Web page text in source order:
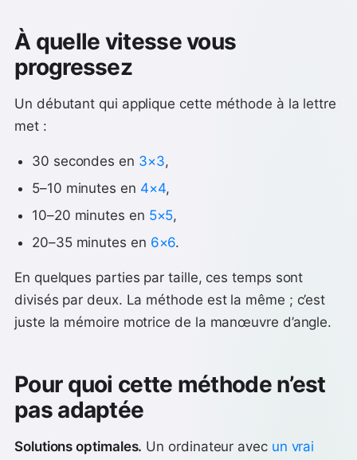
À quelle vitesse vous
progressez
Un débutant qui applique cette méthode à la lettre
met :
30 secondes en 3×3,
5–10 minutes en 4×4,
10–20 minutes en 5×5,
20–35 minutes en 6×6.
En quelques parties par taille, ces temps sont
divisés par deux. La méthode est la même ; c’est
juste la mémoire motrice de la manœuvre d’angle.
Pour quoi cette méthode n’est
pas adaptée
Solutions optimales. Un ordinateur avec un vrai